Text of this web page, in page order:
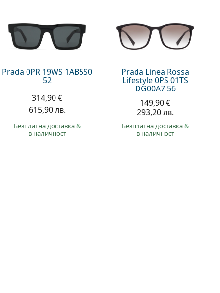
Prada 0PR 19WS 1AB5S0
52
314,90 €
615,90 лв.
Безплатна доставка&
в наличност
Prada Linea Rossa
Lifestyle 0PS 01TS
DG00A7 56
149,90 €
293,20 лв.
Безплатна доставка&
в наличност